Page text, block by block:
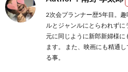
2次会プランナー歴5年目。
ルとジャンルにとらわれず
元に同じように新郎新婦様に
ます。 また、映画にも精通
る事。